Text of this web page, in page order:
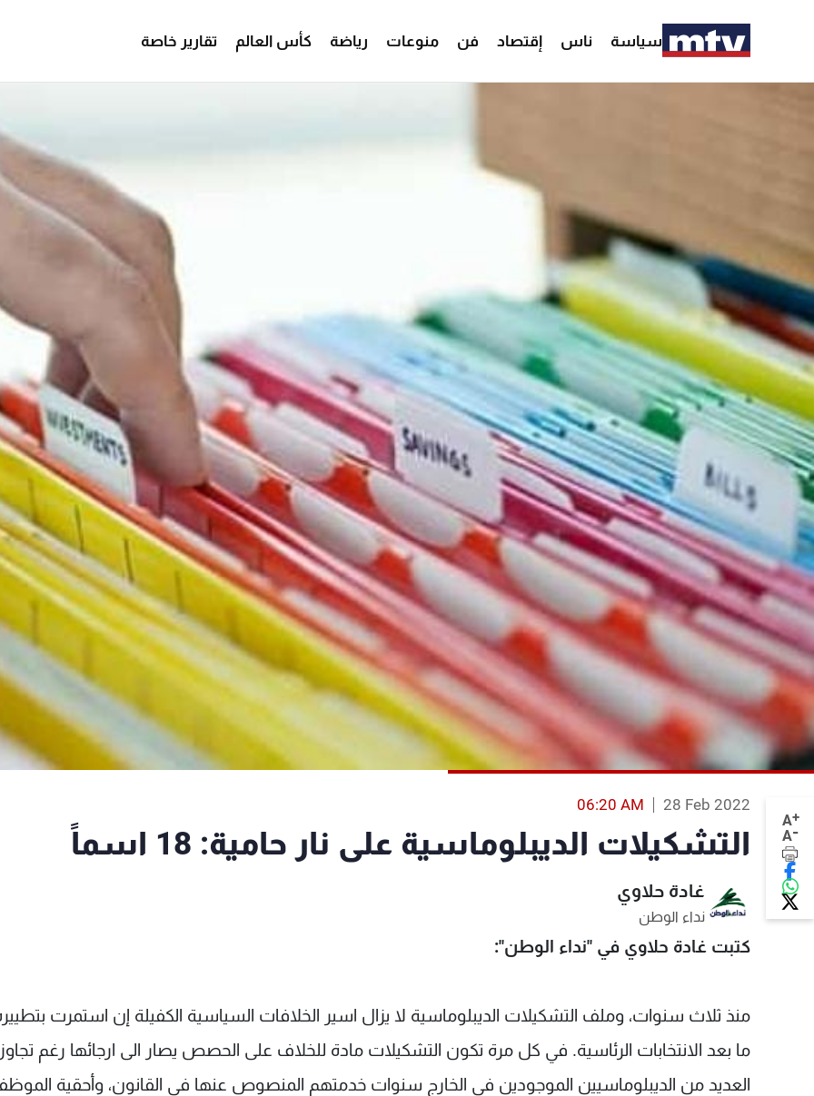
سياسة ناس إقتصاد فن منوعات رياضة كأس العالم تقارير خاصة
A+
A-
28 Feb 2022
06:20 AM
التشكيلات الديبلوماسية على نار حامية: 18 اسماً
غادة حلاوي
نداء الوطن
كتبت غادة حلاوي في "نداء الوطن":
منذ ثلاث سنوات، وملف التشكيلات الديبلوماسية لا يزال اسير الخلافات السياسية الكفيلة إن استمرت
ما بعد الانتخابات الرئاسية. في كل مرة تكون التشكيلات مادة للخلاف على الحصص يصار الى ارجائها رغم تجاوز
العديد من الديبلوماسيين الموجودين في الخارج سنوات خدمتهم المنصوص عنها في القانون، وأحقية